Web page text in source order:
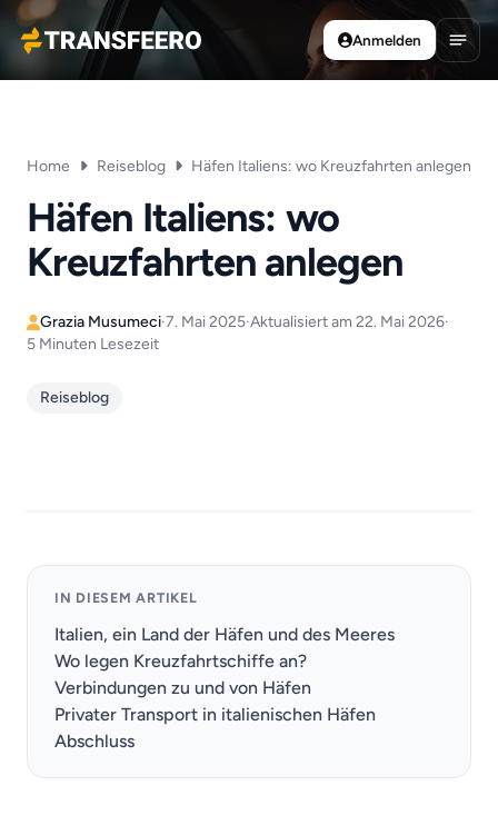
Transfeero
Anmelden
Home Reiseblog Häfen Italiens: wo Kreuzfahrten anlegen
Häfen Italiens: wo
Kreuzfahrten anlegen
Grazia Musumeci·7. Mai 2025·Aktualisiert am 22. Mai 2026·
5 Minuten Lesezeit
Reiseblog
IN DIESEM ARTIKEL
Italien, ein Land der Häfen und des Meeres
Wo legen Kreuzfahrtschiffe an?
Verbindungen zu und von Häfen
Privater Transport in italienischen Häfen
Abschluss